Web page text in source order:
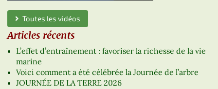
Toutes les vidéos
Articles récents
L’effet d’entraînement : favoriser la richesse de la vie
marine
Voici comment a été célébrée la Journée de l’arbre
JOURNÉE DE LA TERRE 2026